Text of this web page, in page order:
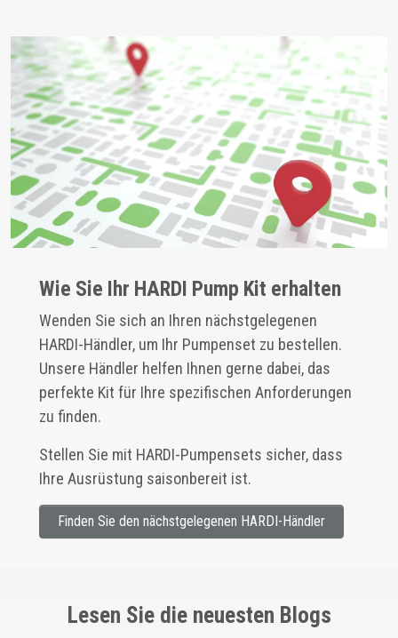
Wie Sie Ihr HARDI Pump Kit erhalten
Wenden Sie sich an Ihren nächstgelegenen
HARDI-Händler, um Ihr Pumpenset zu bestellen.
Unsere Händler helfen Ihnen gerne dabei, das
perfekte Kit für Ihre spezifischen Anforderungen
zu finden.
Stellen Sie mit HARDI-Pumpensets sicher, dass
Ihre Ausrüstung saisonbereit ist.
Finden Sie den nächstgelegenen HARDI-Händler
Lesen Sie die neuesten Blogs